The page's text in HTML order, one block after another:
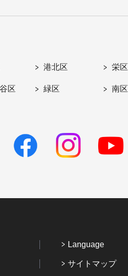
港北区 栄区
区 緑区 南区
Language
サイトマップ